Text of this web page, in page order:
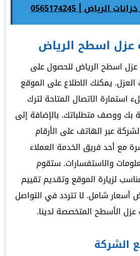
الرياض | 0565174245
عزل اسطح الرياض
عزل اسطح الرياض للحصول على
يمكنك الاطلاع على الموقع
استمارة الاتصال المتاحة لترك
بك ووصف متطلباتك. بالإضافة إلى
عبر الهاتف على الأرقام
مع أحد فريق الخدمة العملاء
والاستفسارات. ستقوم
لزيارة الموقع وتقديم تقييم
أسعار شامل. لا تتردد في التواصل
الأسطح المتخصصة لدينا.
الشركة